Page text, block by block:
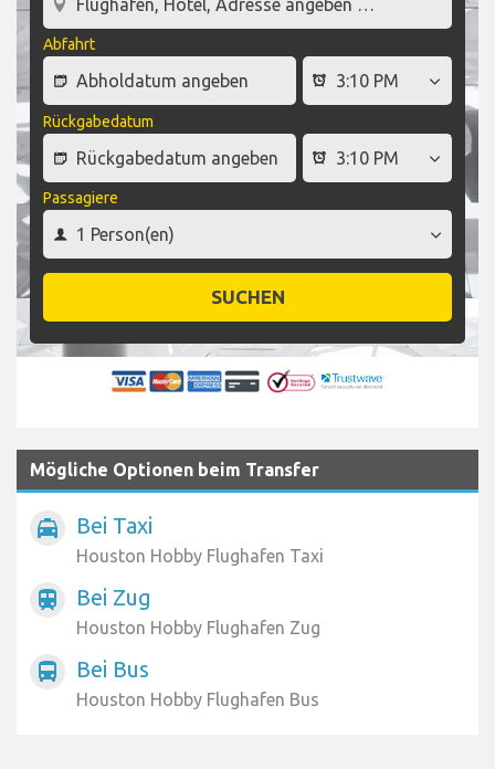
Abfahrt
Rückgabedatum
Passagiere
SUCHEN
Mögliche Optionen beim Transfer
local_taxi Bei Taxi
Houston Hobby Flughafen Taxi
train Bei Zug
Houston Hobby Flughafen Zug
directions_bus Bei Bus
Houston Hobby Flughafen Bus